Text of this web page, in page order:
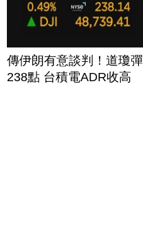
傳伊朗有意談判！道瓊彈
238點 台積電ADR收高